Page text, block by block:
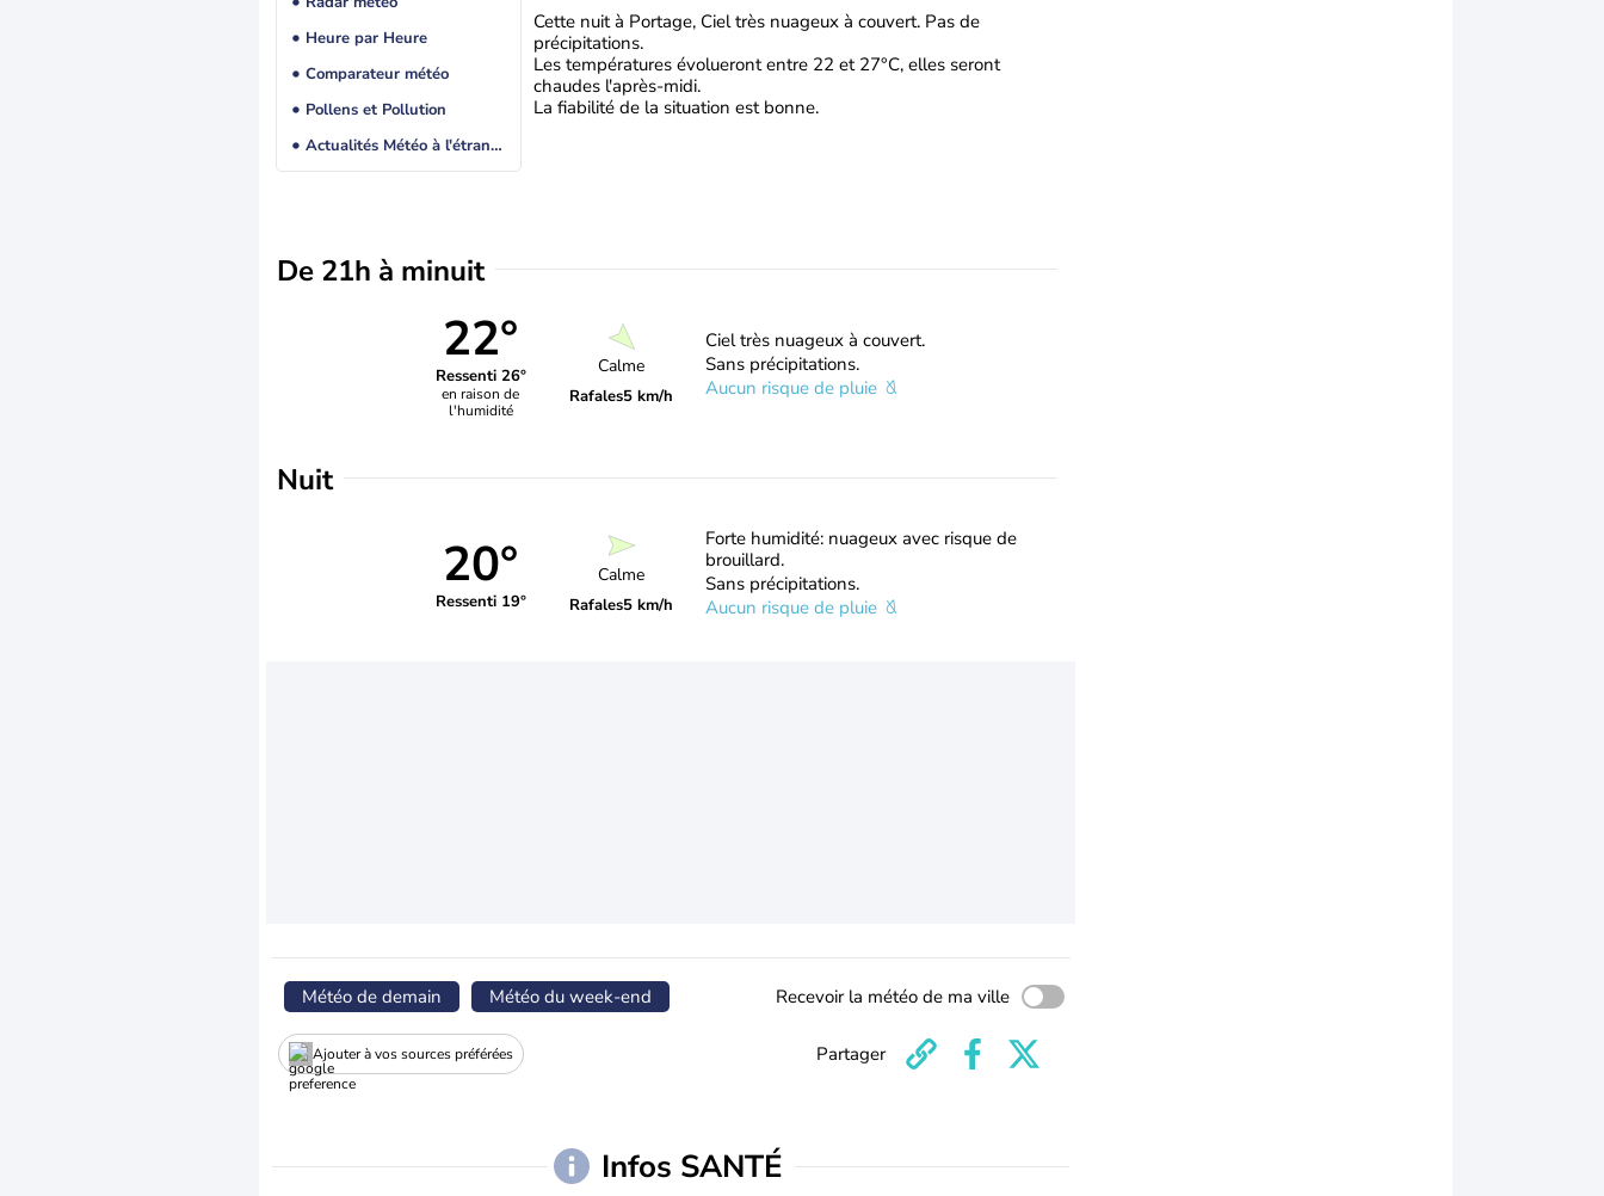
Heure par Heure
Comparateur météo
Pollens et Pollution
Actualités Météo à l'étranger
Cette nuit à Portage, Ciel très nuageux à couvert. Pas de
précipitations.
Les températures évolueront entre 22 et 27°C, elles seront
chaudes l'après-midi.
La fiabilité de la situation est bonne.
De 21h à minuit
22°
Ressenti 26°
en raison de
l'humidité
Calme
Rafales5 km/h
Ciel très nuageux à couvert.
Sans précipitations.
Aucun risque de pluie
Nuit
20°
Ressenti 19°
Calme
Rafales5 km/h
Forte humidité: nuageux avec risque de
brouillard.
Sans précipitations.
Aucun risque de pluie
Météo de demain Météo du week-end Recevoir la météo de ma ville
Ajouter à vos sources préférées Partager
Infos SANTÉ